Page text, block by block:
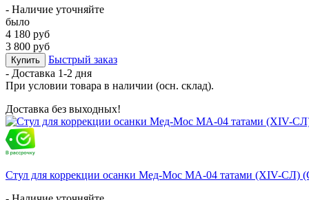
- Наличие уточняйте
было
4 180 руб
3 800 руб
Купить
Быстрый заказ
- Доставка 1-2 дня
При условии товара в наличии (осн. склад).
Доставка без выходных!
Стул для коррекции осанки Мед-Мос МА-04 татами (ХIV-СЛ)